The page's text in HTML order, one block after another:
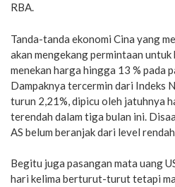
RBA.
Tanda-tanda ekonomi Cina yang
akan mengekang permintaan untuk
menekan harga hingga 13 % pada
Dampaknya tercermin dari Indeks
turun 2,21%, dipicu oleh jatuhnya
terendah dalam tiga bulan ini.
AS belum beranjak dari level
Begitu juga pasangan mata uang
hari kelima berturut-turut tetapi